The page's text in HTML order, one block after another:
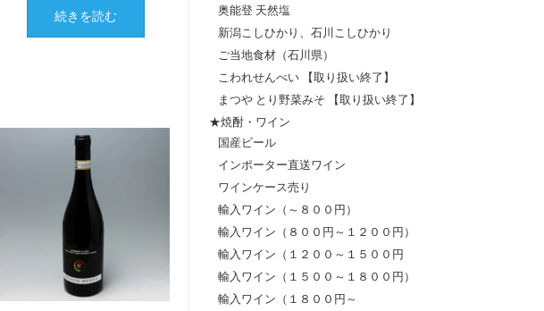
続きを読む
奥能登 天然塩
新潟こしひかり、石川こしひかり
ご当地食材（石川県）
こわれせんべい 【取り扱い終了】
まつや とり野菜みそ 【取り扱い終了】
★焼酎・ワイン
国産ビール
インポーター直送ワイン
ワインケース売り
輸入ワイン（～８００円）
輸入ワイン（８００円～１２００円）
輸入ワイン（１２００～１５００円
輸入ワイン（１５００～１８００円）
輸入ワイン（１８００円～